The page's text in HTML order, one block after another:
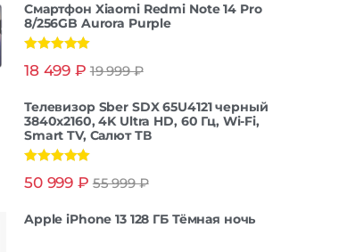
Смартфон Xiaomi Redmi Note 14 Pro
8/256GB Aurora Purple
из 5
18 499 ₽ 19 999₽
Телевизор Sber SDX 65U4121 черный
3840x2160, 4K Ultra HD, 60 Гц, Wi-Fi,
Smart TV, Салют ТВ
из 5
50 999 ₽ 55 999₽
Apple iPhone 13 128 ГБ Тёмная ночь